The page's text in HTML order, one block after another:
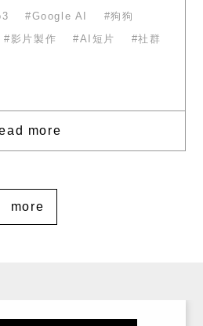
Google AI
狗狗
影片製作 AI短片
社群
more
more